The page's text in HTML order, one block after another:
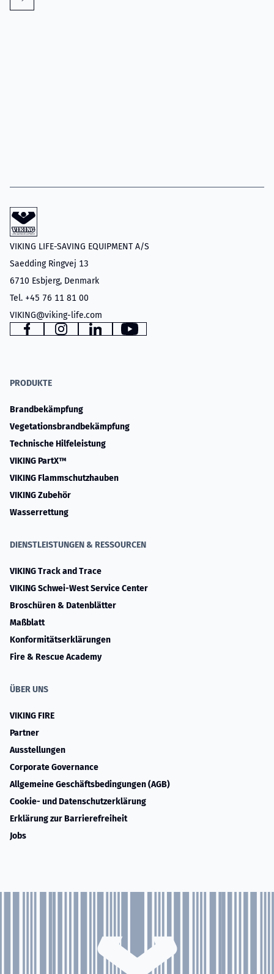
VIKING LIFE-SAVING EQUIPMENT A/S
Saedding Ringvej 13
6710 Esbjerg, Denmark
Tel. +45 76 11 81 00
VIKING@viking-life.com
www.facebook.com
www.instagram.com
www.linkedin.com
YouTube
PRODUKTE
Brandbekämpfung
Vegetationsbrandbekämpfung
Technische Hilfeleistung
VIKING PartX™
VIKING Flammschutzhauben
VIKING Zubehör
Wasserrettung
DIENSTLEISTUNGEN & RESSOURCEN
VIKING Track and Trace
VIKING Schwei-West Service Center
Broschüren & Datenblätter
Maßblatt
Konformitätserklärungen
Fire & Rescue Academy
ÜBER UNS
VIKING FIRE
Partner
Ausstellungen
Corporate Governance
Allgemeine Geschäftsbedingungen (AGB)
Cookie- und Datenschutzerklärung
Erklärung zur Barrierefreiheit
Jobs